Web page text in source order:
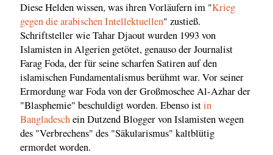
Diese Helden wissen, was ihren Vorläufern im "Krieg
gegen die arabischen Intellektuellen" zustieß.
Schriftsteller wie Tahar Djaout wurden 1993 von
Islamisten in Algerien getötet, genauso der Journalist
Farag Foda, der für seine scharfen Satiren auf den
islamischen Fundamentalismus berühmt war. Vor seiner
Ermordung war Foda von der Großmoschee Al-Azhar der
"Blasphemie" beschuldigt worden. Ebenso istin
Bangladeschein Dutzend Blogger von Islamisten wegen
des "Verbrechens" des "Säkularismus" kaltblütig
ermordet worden.